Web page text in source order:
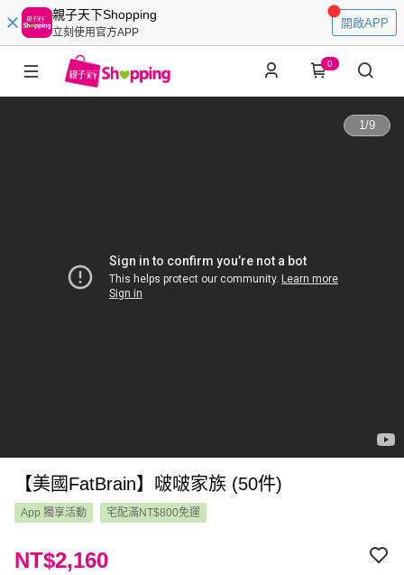
親子天下Shopping
立刻使用官方APP
開啟APP
0
1/9
【美國FatBrain】啵啵家族 (50件)
App 獨享活動 宅配滿NT$800免運
NT$2,160